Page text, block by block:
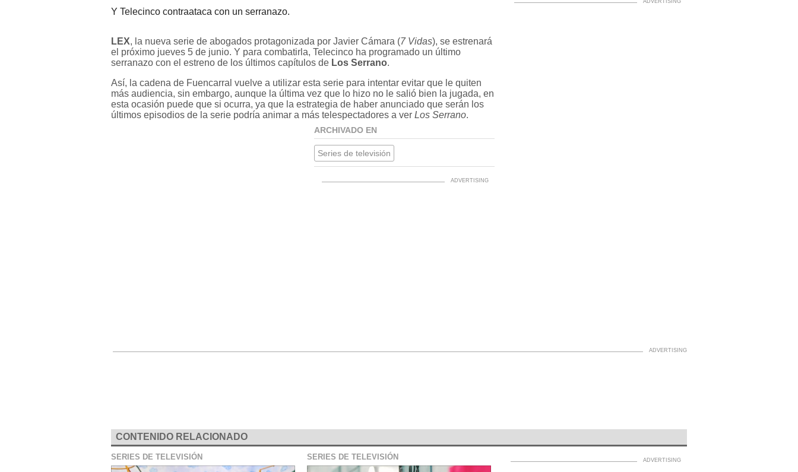
Y Telecinco contraataca con un serranazo.
LEX, la nueva serie de abogados protagonizada por Javier Cámara (7 Vidas), se estrenará
el próximo jueves 5 de junio. Y para combatirla, Telecinco ha programado un último
serranazo con el estreno de los últimos capítulos de Los Serrano.
Así, la cadena de Fuencarral vuelve a utilizar esta serie para intentar evitar que le quiten
más audiencia, sin embargo, aunque la última vez que lo hizo no le salió bien la jugada, en
esta ocasión puede que si ocurra, ya que la estrategia de haber anunciado que serán los
últimos episodios de la serie podría animar a más telespectadores a ver Los Serrano.
ARCHIVADO EN
Series de televisión
CONTENIDO RELACIONADO
SERIES DE TELEVISIÓN SERIES DE TELEVISIÓN